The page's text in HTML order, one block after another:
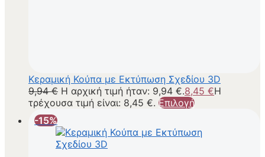
Κεραμική Κούπα με Εκτύπωση Σχεδίου 3D
9,94€ Η αρχική τιμή ήταν: 9,94 €.8,45 €Η
τρέχουσα τιμή είναι: 8,45 €. Επιλογή
-15%